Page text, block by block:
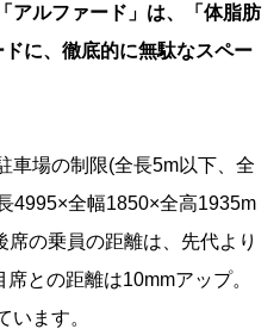
アルファード」は、「体脂肪
に、徹底的に無駄なスペー
車場の制限(全長5m以下、全
4995×全幅1850×全高1935m
の乗員の距離は、先代より
との距離は10mmアップ。
います。